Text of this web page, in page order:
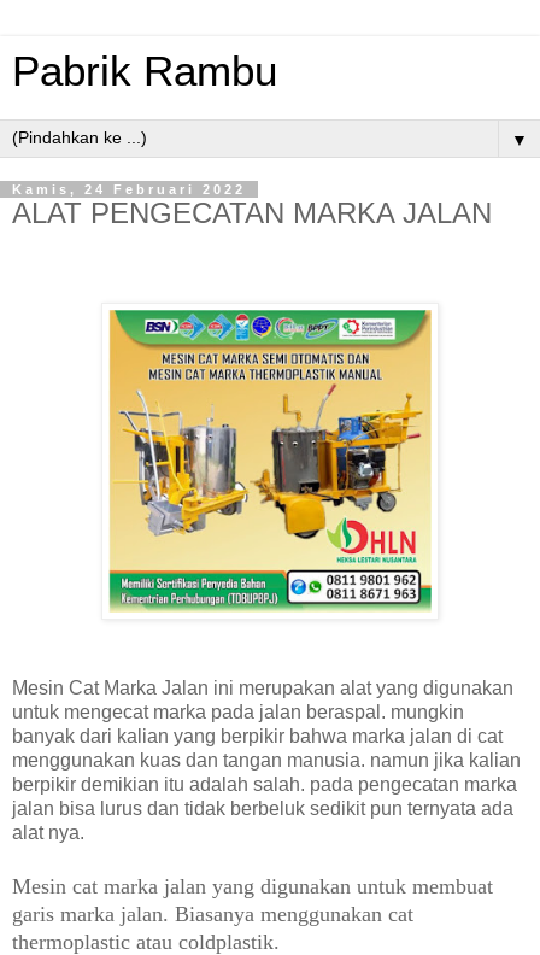
Pabrik Rambu
▼
Kamis, 24 Februari 2022
ALAT PENGECATAN MARKA JALAN
Mesin Cat Marka Jalan ini merupakan alat yang digunakan
untuk mengecat marka pada jalan beraspal. mungkin
banyak dari kalian yang berpikir bahwa marka jalan di cat
menggunakan kuas dan tangan manusia. namun jika kalian
berpikir demikian itu adalah salah. pada pengecatan marka
jalan bisa lurus dan tidak berbeluk sedikit pun ternyata ada
alat nya.
Mesin cat marka jalan yang digunakan untuk membuat
garis marka jalan. Biasanya menggunakan cat
thermoplastic atau coldplastik.